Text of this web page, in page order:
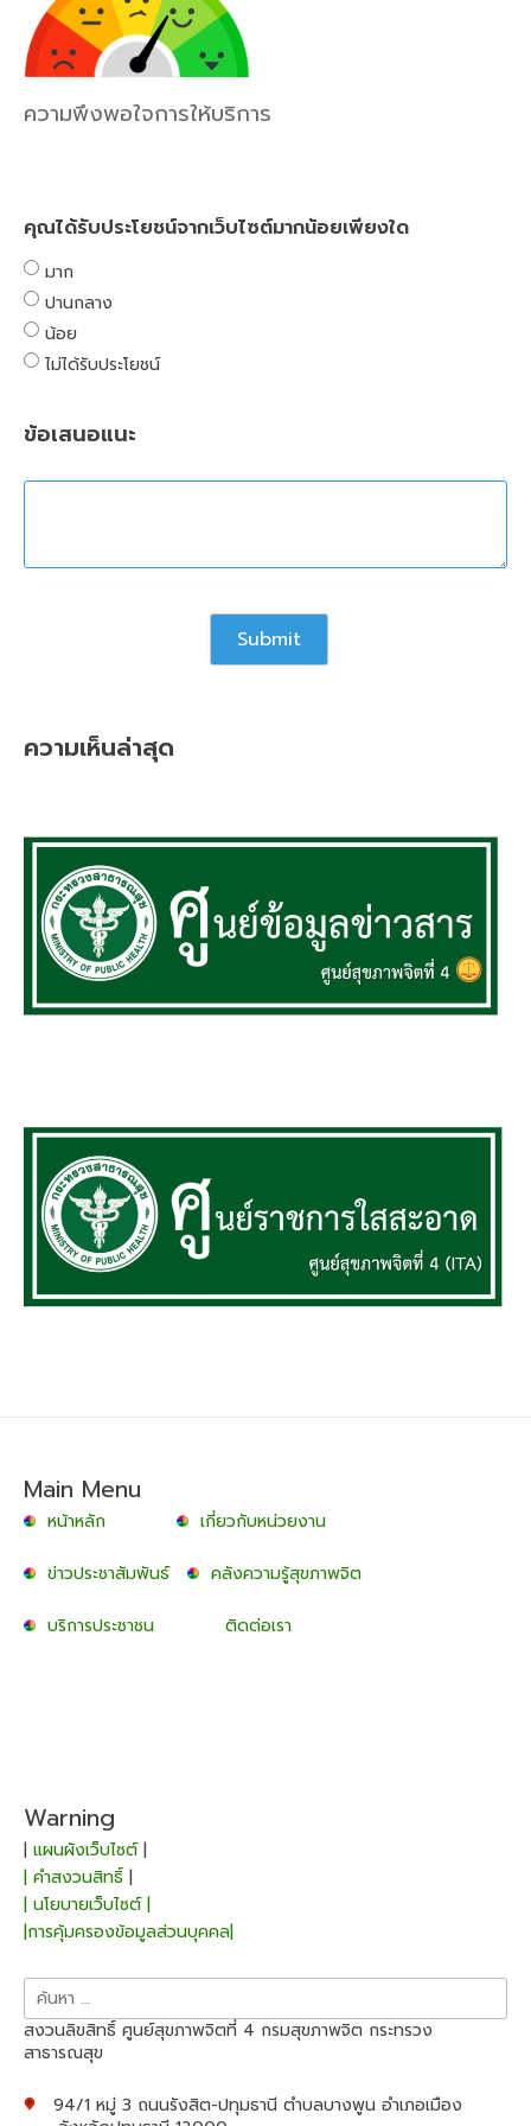
ความพึงพอใจการให้บริการ
คุณได้รับประโยชน์จากเว็บไซต์มากน้อยเพียงใด
มาก
ปานกลาง
น้อย
ไม่ได้รับประโยชน์
ข้อเสนอแนะ
ความเห็นล่าสุด
Main Menu
หน้าหลัก เกี่ยวกับหน่วยงาน
ข่าวประชาสัมพันธ์ คลังความรู้สุขภาพจิต
บริการประชาชน ติดต่อเรา
Warning
| แผนผังเว็บไซต์|
| คำสงวนสิทธิ์ |
| นโยบายเว็บไซต์ |
|การคุ้มครองข้อมูลส่วนบุคคล|
ค้นหา
สำหรับ:
สงวนลิขสิทธิ์ ศูนย์สุขภาพจิตที่ 4 กรมสุขภาพจิต กระทรวง
สาธารณสุข
94/1 หมู่ 3 ถนนรังสิต-ปทุมธานี ตำบลบางพูน อำเภอเมือง